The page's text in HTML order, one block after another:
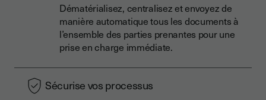
Dématérialisez, centralisez et envoyez de
manière automatique tous les documents à
l’ensemble des parties prenantes pour une
prise en charge immédiate.
Sécurise vos processus